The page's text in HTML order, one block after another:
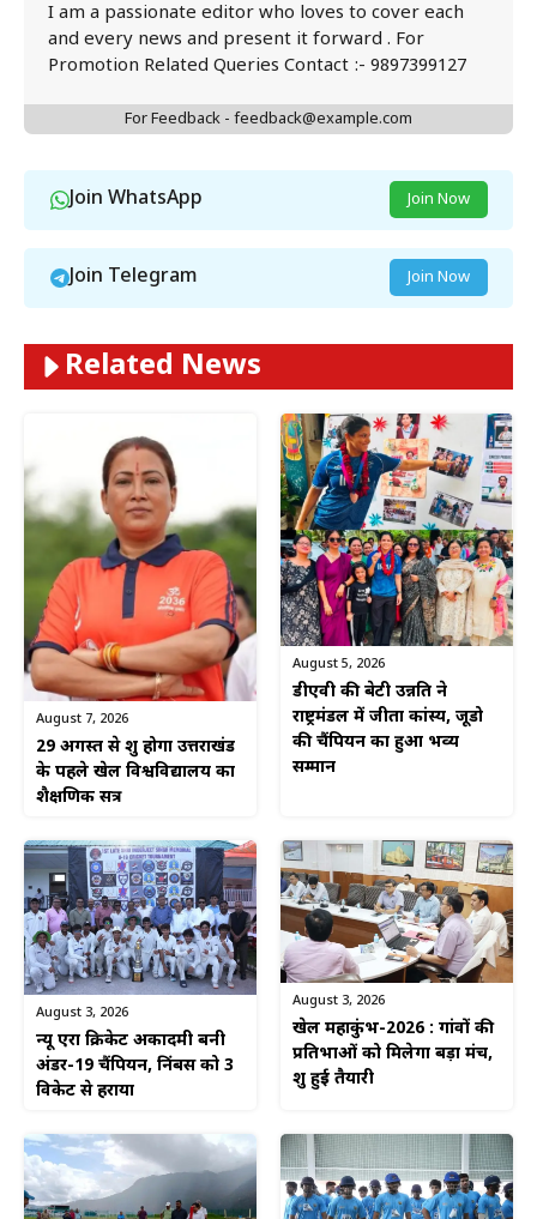
I am a passionate editor who loves to cover each
and every news and present it forward . For
Promotion Related Queries Contact :- 9897399127
For Feedback - feedback@example.com
Join WhatsApp Join Now
Join Telegram Join Now
Related News
August 7, 2026
29 अगस्त से शुरू होगा उत्तराखंड
के पहले खेल विश्वविद्यालय का
शैक्षणिक सत्र
August 5, 2026
डीएवी की बेटी उन्नति ने
राष्ट्रमंडल में जीता कांस्य, जूडो
की चैंपियन का हुआ भव्य
सम्मान
August 3, 2026
न्यू एरा क्रिकेट अकादमी बनी
अंडर-19 चैंपियन, निंबस को 3
विकेट से हराया
August 3, 2026
खेल महाकुंभ-2026 : गांवों की
प्रतिभाओं को मिलेगा बड़ा मंच,
शुरू हुई तैयारी